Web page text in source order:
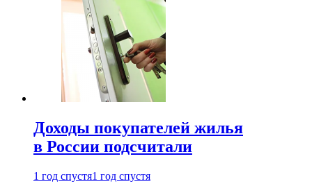
Доходы покупателей жилья
в России подсчитали
1 год спустя1 год спустя